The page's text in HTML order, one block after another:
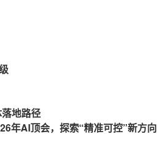
地路径
年AI顶会，探索“精准可控”新方向